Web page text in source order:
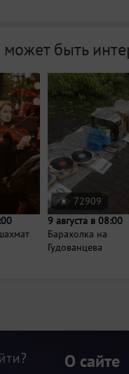
быть
72909
9 августа в 08:00
Барахолка на
Гудованцева
О сайте